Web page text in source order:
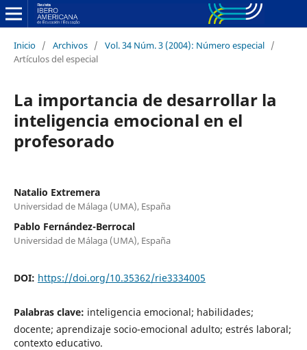
Inicio / Archivos / Vol. 34 Núm. 3 (2004): Número especial /
Artículos del especial
La importancia de desarrollar la
inteligencia emocional en el
profesorado
Natalio Extremera
Universidad de Málaga (UMA), España
Pablo Fernández-Berrocal
Universidad de Málaga (UMA), España
DOI: https://doi.org/10.35362/rie3334005
Palabras clave: inteligencia emocional; habilidades;
docente; aprendizaje socio-emocional adulto; estrés laboral;
contexto educativo.